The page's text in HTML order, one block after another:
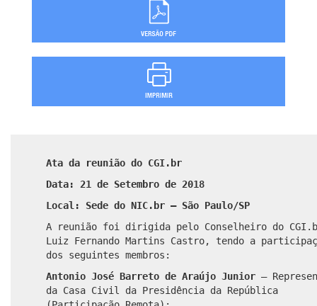
Ata da reunião do CGI.br
Data: 21 de Setembro de 2018
Local: Sede do NIC.br – São Paulo/SP
A reunião foi dirigida pelo Conselheiro do
Luiz Fernando Martins Castro, tendo a
dos seguintes membros:
Antonio José Barreto de Araújo Junior –
da Casa Civil da Presidência da República